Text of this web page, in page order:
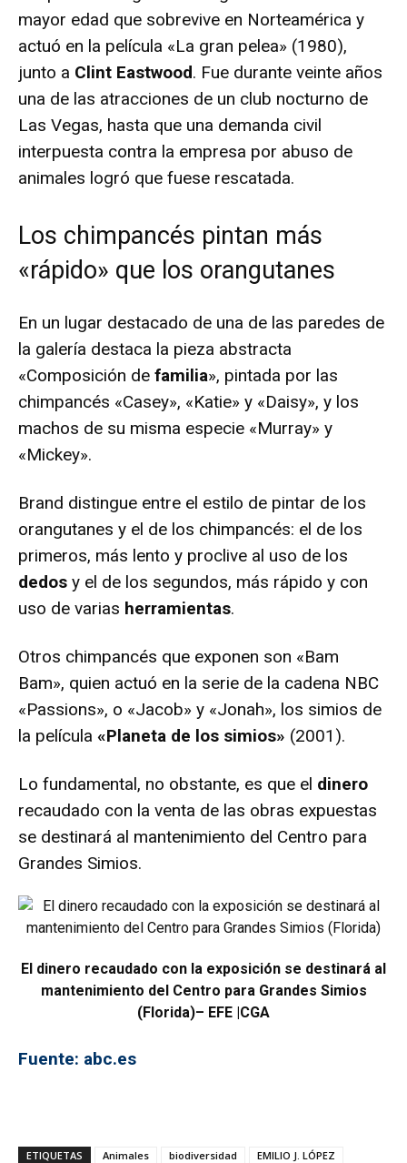
mayor edad que sobrevive en Norteamérica y
actuó en la película «La gran pelea» (1980),
junto a Clint Eastwood. Fue durante veinte años
una de las atracciones de un club nocturno de
Las Vegas, hasta que una demanda civil
interpuesta contra la empresa por abuso de
animales logró que fuese rescatada.
Los chimpancés pintan más
«rápido» que los orangutanes
En un lugar destacado de una de las paredes de
la galería destaca la pieza abstracta
«Composición de familia», pintada por las
chimpancés «Casey», «Katie» y «Daisy», y los
machos de su misma especie «Murray» y
«Mickey».
Brand distingue entre el estilo de pintar de los
orangutanes y el de los chimpancés: el de los
primeros, más lento y proclive al uso de los
dedos y el de los segundos, más rápido y con
uso de varias herramientas.
Otros chimpancés que exponen son «Bam
Bam», quien actuó en la serie de la cadena NBC
«Passions», o «Jacob» y «Jonah», los simios de
la película «Planeta de los simios» (2001).
Lo fundamental, no obstante, es que el dinero
recaudado con la venta de las obras expuestas
se destinará al mantenimiento del Centro para
Grandes Simios.
El dinero recaudado con la exposición se destinará al
mantenimiento del Centro para Grandes Simios
(Florida)– EFE |CGA
Fuente: abc.es
ETIQUETAS Animales biodiversidad
EMILIO J. LÓPEZ